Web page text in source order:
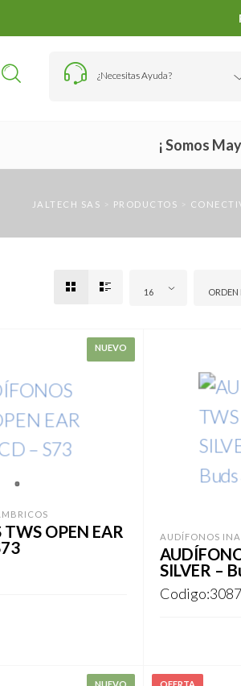
¿Necesitas Ayuda?
¡ Somos
JALTECH SAS PRODUCTOS
16 ORDEN
OPEN EAR
AUDÍFONOS
SILVER –